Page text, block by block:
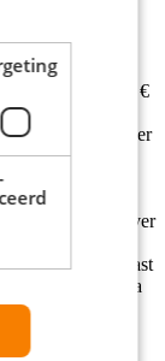
€ 17,28 en €
€ 500 wanneer
je
op zondagen en
openbaar
Rijd je liever
van € 0,23
reis. Daarnaast
ontwikkelen via